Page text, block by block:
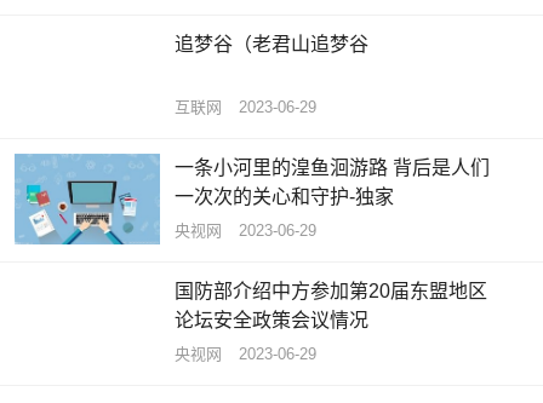
追梦谷（老君山追梦谷
互联网 2023-06-29
一条小河里的湟鱼洄游路 背后是人们
一次次的关心和守护-独家
央视网 2023-06-29
国防部介绍中方参加第20届东盟地区
论坛安全政策会议情况
央视网 2023-06-29